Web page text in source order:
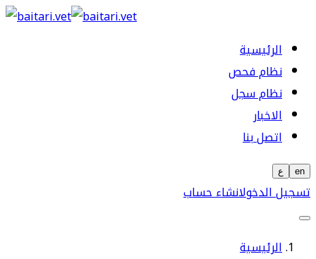
الرئيسية
نظام فحص
نظام سجل
الاخبار
اتصل بنا
en ع
تسجيل الدخولانشاء حساب
الرئيسية